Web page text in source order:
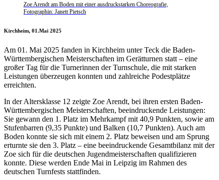
Zoe Arendt am Boden mit einer ausdruckstarken Choreografie,
Fotographin: Janett Pietsch
Kirchheim, 01.Mai 2025
Am 01. Mai 2025 fanden in Kirchheim unter Teck die Baden-
Württembergischen Meisterschaften im Gerätturnen statt – eine
großer Tag für die Turnerinnen der Turnschule, die mit starken
Leistungen überzeugen konnten und zahlreiche Podestplätze
erreichten.
In der Altersklasse 12 zeigte Zoe Arendt, bei ihren ersten Baden-
Württembergischen Meisterschaften, beeindruckende Leistungen:
Sie gewann den 1. Platz im Mehrkampf mit 40,9 Punkten, sowie am
Stufenbarren (9,35 Punkte) und Balken (10,7 Punkten). Auch am
Boden konnte sie sich mit einem 2. Platz beweisen und am Sprung
erturnte sie den 3. Platz – eine beeindruckende Gesamtbilanz mit der
Zoe sich für die deutschen Jugendmeisterschaften qualifizieren
konnte. Diese werden Ende Mai in Leipzig im Rahmen des
deutschen Turnfests stattfinden.